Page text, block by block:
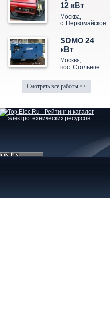
12 кВт
Москва,
с. Первомайское
SDMO 24
кВт
Москва,
пос. Стольное
Смотреть все работы >>